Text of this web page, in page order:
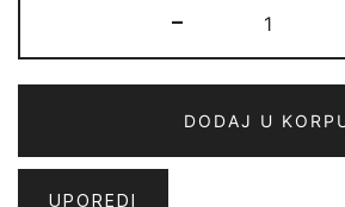
-
63529-
2626
DODAJ U
UPOREDI